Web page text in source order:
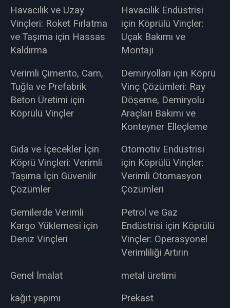
Havacılık ve Uzay
Vinçleri: Roket Fırlatma
ve Taşıma için Hassas
Kaldırma
Havacılık Endüstrisi
için Köprülü Vinçler:
Uçak Bakımı ve
Montajı
Verimli Çimento, Cam,
Tuğla ve Prefabrik
Beton Üretimi için
Köprülü Vinçler
Demiryolları için Köprü
Vinç Çözümleri: Ray
Döşeme, Demiryolu
Araçları Bakımı ve
Konteyner Elleçleme
Gıda ve İçecekler İçin
Köprü Vinçleri: Verimli
Taşıma İçin Güvenilir
Çözümler
Otomotiv Endüstrisi
için Köprülü Vinçler:
Verimli Otomasyon
Çözümleri
Gemilerde Verimli
Kargo Yüklemesi için
Deniz Vinçleri
Petrol ve Gaz
Endüstrisi için Köprülü
Vinçler: Operasyonel
Verimliliği Artırın
Genel İmalat
metal üretimi
kağıt yapımı
Prekast